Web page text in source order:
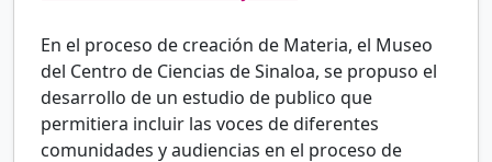
En el proceso de creación de Materia, el Museo
del Centro de Ciencias de Sinaloa, se propuso el
desarrollo de un estudio de publico que
permitiera incluir las voces de diferentes
comunidades y audiencias en el proceso de